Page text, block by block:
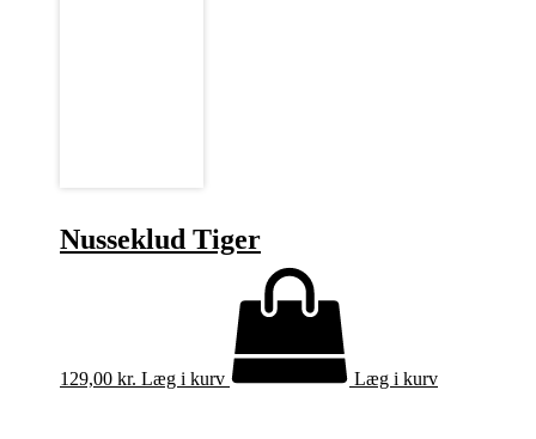
Nusseklud Tiger
129,00 kr. Læg i kurv Læg i kurv